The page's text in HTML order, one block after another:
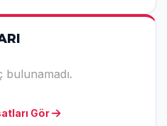
bulunamadı.
Gör